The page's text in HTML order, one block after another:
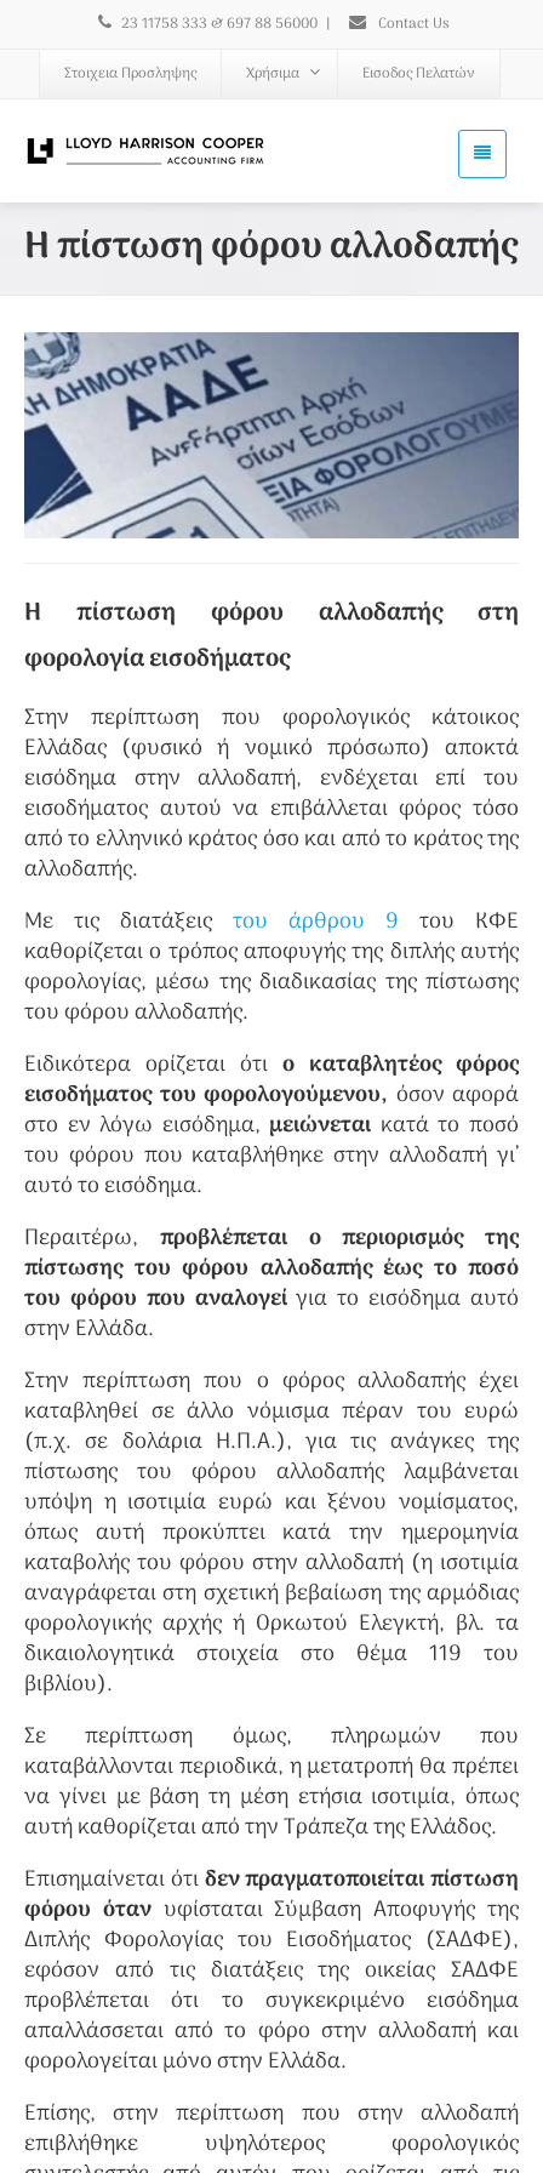
23 11758 333 & 697 88 56000 | Contact Us
Στοιχεια Προσληψης Χρήσιμα Εισοδος Πελατών
Η πίστωση φόρου αλλοδαπής
Η πίστωση φόρου αλλοδαπής στη
φορολογία εισοδήματος
Στην περίπτωση που φορολογικός κάτοικος
Ελλάδας (φυσικό ή νομικό πρόσωπο) αποκτά
εισόδημα στην αλλοδαπή, ενδέχεται επί του
εισοδήματος αυτού να επιβάλλεται φόρος τόσο
από το ελληνικό κράτος όσο και από το κράτος της
αλλοδαπής.
Με τις διατάξεις του άρθρου 9 του ΚΦΕ
καθορίζεται ο τρόπος αποφυγής της διπλής αυτής
φορολογίας, μέσω της διαδικασίας της πίστωσης
του φόρου αλλοδαπής.
Ειδικότερα ορίζεται ότι ο καταβλητέος φόρος
εισοδήματος του φορολογούμενου, όσον αφορά
στο εν λόγω εισόδημα, μειώνεται κατά το ποσό
του φόρου που καταβλήθηκε στην αλλοδαπή γι’
αυτό το εισόδημα.
Περαιτέρω, προβλέπεται ο περιορισμός της
πίστωσης του φόρου αλλοδαπής έως το ποσό
του φόρου που αναλογείγια το εισόδημα αυτό
στην Ελλάδα.
Στην περίπτωση που ο φόρος αλλοδαπής έχει
καταβληθεί σε άλλο νόμισμα πέραν του ευρώ
(π.χ. σε δολάρια Η.Π.Α.), για τις ανάγκες της
πίστωσης του φόρου αλλοδαπής λαμβάνεται
υπόψη η ισοτιμία ευρώ και ξένου νομίσματος,
όπως αυτή προκύπτει κατά την ημερομηνία
καταβολής του φόρου στην αλλοδαπή (η ισοτιμία
αναγράφεται στη σχετική βεβαίωση της αρμόδιας
φορολογικής αρχής ή Ορκωτού Ελεγκτή, βλ. τα
δικαιολογητικά στοιχεία στο θέμα 119 του
βιβλίου).
Σε περίπτωση όμως, πληρωμών που
καταβάλλονται περιοδικά, η μετατροπή θα πρέπει
να γίνει με βάση τη μέση ετήσια ισοτιμία, όπως
αυτή καθορίζεται από την Τράπεζα της Ελλάδος.
Επισημαίνεται ότιδεν πραγματοποιείται πίστωση
φόρου ότανυφίσταται Σύμβαση Αποφυγής της
Διπλής Φορολογίας του Εισοδήματος (ΣΑΔΦΕ),
εφόσον από τις διατάξεις της οικείας ΣΑΔΦΕ
προβλέπεται ότι το συγκεκριμένο εισόδημα
απαλλάσσεται από το φόρο στην αλλοδαπή και
φορολογείται μόνο στην Ελλάδα.
Επίσης, στην περίπτωση που στην αλλοδαπή
επιβλήθηκε υψηλότερος φορολογικός